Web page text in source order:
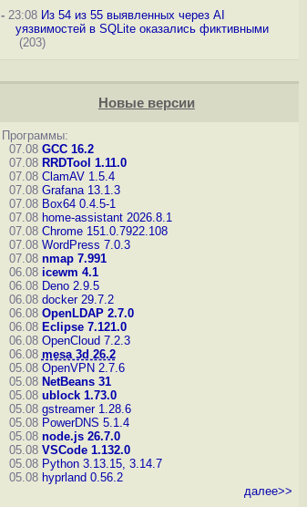
-23:08 Из 54 из 55 выявленных через AI
уязвимостей в SQLite оказались фиктивными
(203)
Новые версии
Программы:
07.08 GCC 16.2
07.08 RRDTool 1.11.0
07.08 ClamAV 1.5.4
07.08 Grafana 13.1.3
07.08 Box64 0.4.5-1
07.08 home-assistant 2026.8.1
07.08 Chrome 151.0.7922.108
07.08 WordPress 7.0.3
07.08 nmap 7.991
06.08 icewm 4.1
06.08 Deno 2.9.5
06.08 docker 29.7.2
06.08 OpenLDAP 2.7.0
06.08 Eclipse 7.121.0
06.08 OpenCloud 7.2.3
06.08 mesa 3d 26.2
05.08 OpenVPN 2.7.6
05.08 NetBeans 31
05.08 ublock 1.73.0
05.08 gstreamer 1.28.6
05.08 PowerDNS 5.1.4
05.08 node.js 26.7.0
05.08 VSCode 1.132.0
05.08 Python 3.13.15, 3.14.7
05.08 hyprland 0.56.2
далее>>